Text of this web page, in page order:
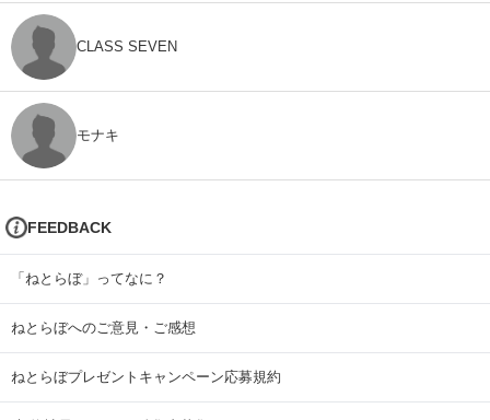
CLASS SEVEN
モナキ
FEEDBACK
「ねとらぼ」ってなに？
ねとらぼへのご意見・ご感想
ねとらぼプレゼントキャンペーン応募規約